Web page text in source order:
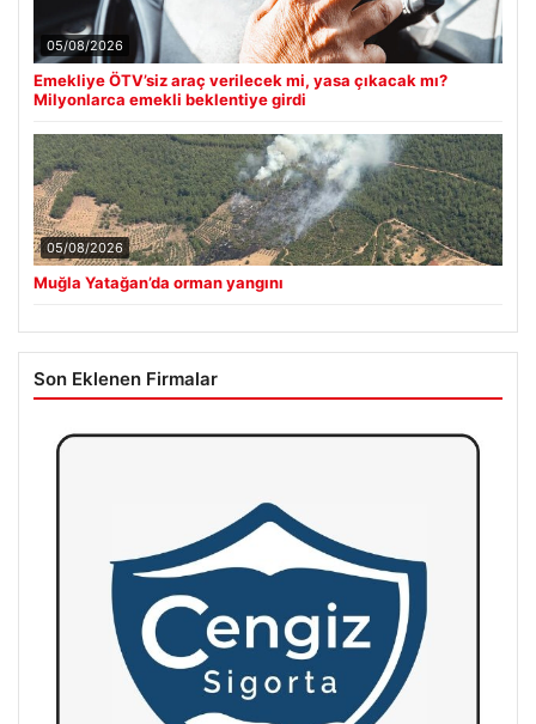
05/08/2026
Emekliye ÖTV’siz araç verilecek mi, yasa çıkacak mı?
Milyonlarca emekli beklentiye girdi
05/08/2026
Muğla Yatağan’da orman yangını
Son Eklenen Firmalar